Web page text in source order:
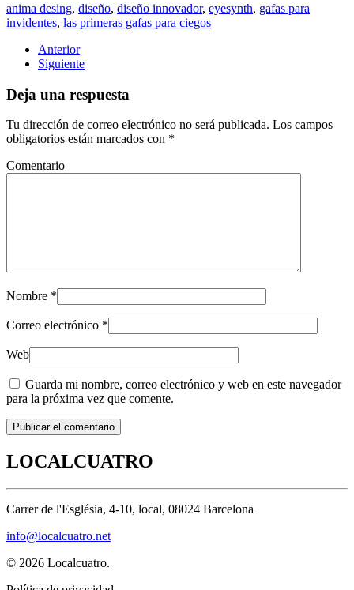
anima desing, diseño, diseño innovador, eyesynth, gafas para
invidentes, las primeras gafas para ciegos
Anterior
Siguiente
Deja una respuesta
Tu dirección de correo electrónico no será publicada. Los campos
obligatorios están marcados con *
Comentario
Nombre *
Correo electrónico *
Web
Guarda mi nombre, correo electrónico y web en este navegador
para la próxima vez que comente.
Publicar el comentario
LOCALCUATRO
Carrer de l'Església, 4-10, local, 08024 Barcelona
info@localcuatro.net
© 2026 Localcuatro.